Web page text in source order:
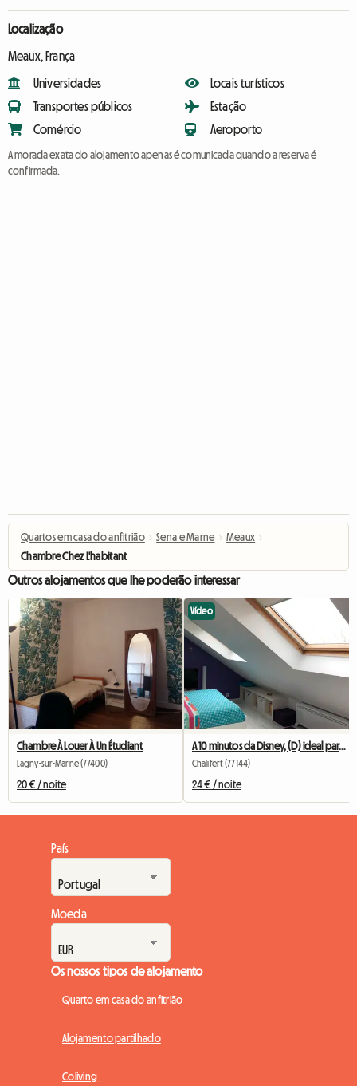
Localização
Meaux, França
Universidades
Transportes públicos
Comércio
Locais turísticos
Estação
Aeroporto
A morada exata do alojamento apenas é comunicada quando a reserva é
confirmada.
Quartos em casa do anfitrião › Sena e Marne › Meaux ›
Chambre Chez L'habitant
Outros alojamentos que lhe poderão interessar
Chambre À Louer À Un Étudiant
Lagny-sur-Marne (77400)
20 € / noite
Vídeo
A 10 minutos da Disney, (D) ideal para estágios ou trabalhos curtos
Chalifert (77144)
24 € / noite
País
Moeda
Os nossos tipos de alojamento
Quarto em casa do anfitrião
Alojamento partilhado
Coliving